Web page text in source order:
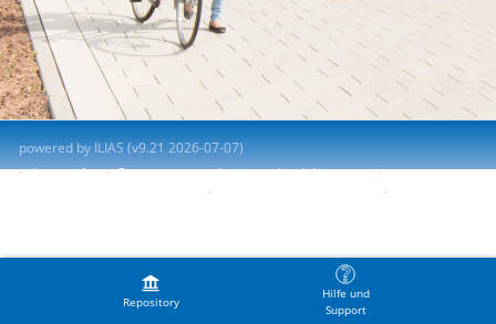
Repository
Hilfe und
Support
powered by ILIAS (v9.21 2026-07-07)
Impresión
Contactar con administrador del sistema